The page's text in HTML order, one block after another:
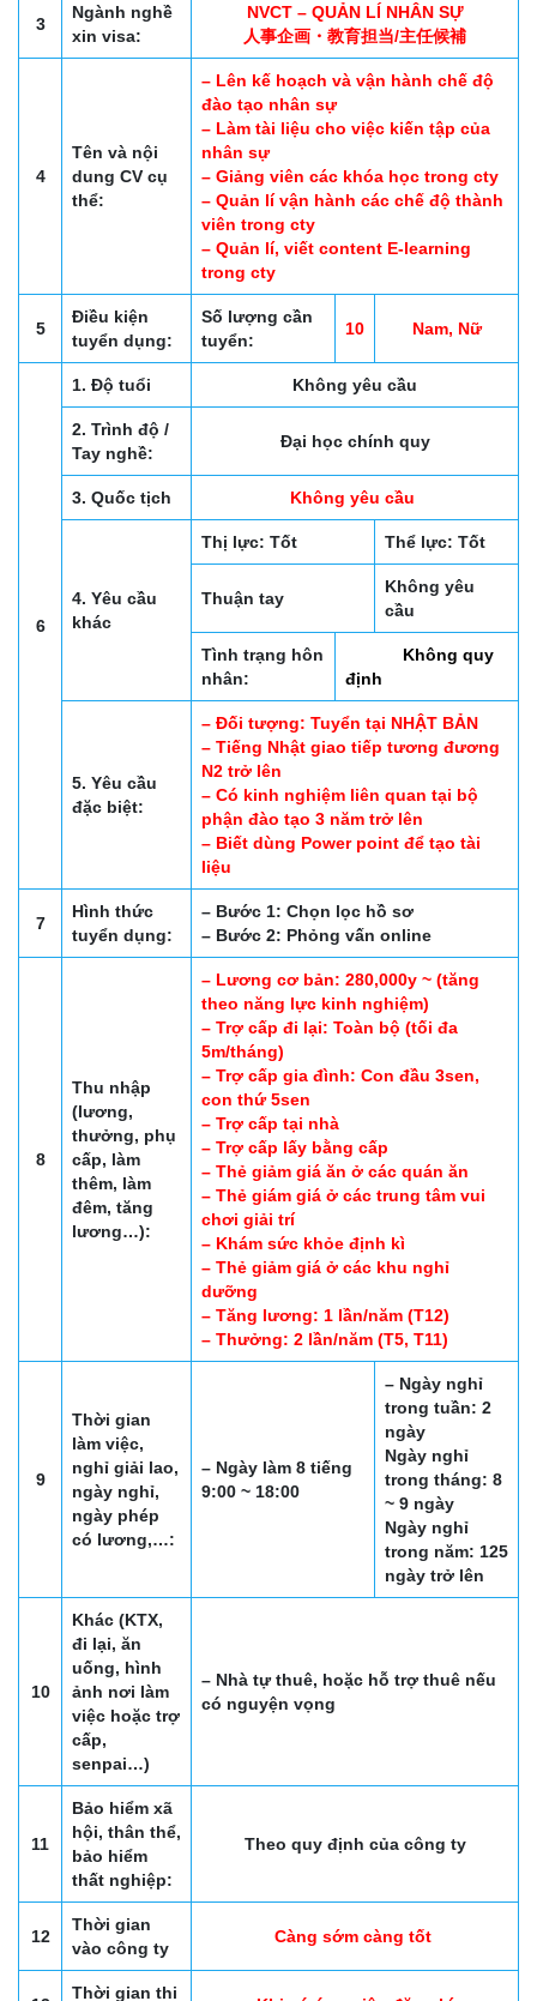
3
Ngành nghề
xin visa:
NVCT – QUẢN LÍ NHÂN SỰ
人事企画・教育担当/主任候補
4
Tên và nội
dung CV cụ
thể:
– Lên kế hoạch và vận hành chế độ
đào tạo nhân sự
– Làm tài liệu cho việc kiến tập của
nhân sự
– Giảng viên các khóa học trong cty
– Quản lí vận hành các chế độ thành
viên trong cty
– Quản lí, viết content E-learning
trong cty
5
Điều kiện
tuyển dụng:
Số lượng cần
tuyển:
10 Nam, Nữ
6
1. Độ tuổi Không yêu cầu
2. Trình độ /
Tay nghề:
Đại học chính quy
3. Quốc tịch Không yêu cầu
4. Yêu cầu
khác
Thị lực: Tốt Thể lực: Tốt
Thuận tay
Không yêu
cầu
Tình trạng hôn
nhân:
Không quy
định
5. Yêu cầu
đặc biệt:
– Đối tượng: Tuyển tại NHẬT BẢN
– Tiếng Nhật giao tiếp tương đương
N2 trở lên
– Có kinh nghiệm liên quan tại bộ
phận đào tạo 3 năm trở lên
– Biết dùng Power point để tạo tài
liệu
7
Hình thức
tuyển dụng:
– Bước 1: Chọn lọc hồ sơ
– Bước 2: Phỏng vấn online
8
Thu nhập
(lương,
thưởng, phụ
cấp, làm
thêm, làm
đêm, tăng
lương…):
– Lương cơ bản: 280,000y ~ (tăng
theo năng lực kinh nghiệm)
– Trợ cấp đi lại: Toàn bộ (tối đa
5m/tháng)
– Trợ cấp gia đình: Con đầu 3sen,
con thứ 5sen
– Trợ cấp tại nhà
– Trợ cấp lấy bằng cấp
– Thẻ giảm giá ăn ở các quán ăn
– Thẻ giám giá ở các trung tâm vui
chơi giải trí
– Khám sức khỏe định kì
– Thẻ giảm giá ở các khu nghỉ
dưỡng
– Tăng lương: 1 lần/năm (T12)
– Thưởng: 2 lần/năm (T5, T11)
9
Thời gian
làm việc,
nghỉ giải lao,
ngày nghỉ,
ngày phép
có lương,…:
– Ngày làm 8 tiếng
9:00 ~ 18:00
– Ngày nghỉ
trong tuần: 2
ngày
Ngày nghỉ
trong tháng: 8
~ 9 ngày
Ngày nghỉ
trong năm: 125
ngày trở lên
10
Khác (KTX,
đi lại, ăn
uống, hình
ảnh nơi làm
việc hoặc trợ
cấp,
senpai…)
– Nhà tự thuê, hoặc hỗ trợ thuê nếu
có nguyện vọng
11
Bảo hiểm xã
hội, thân thể,
bảo hiểm
thất nghiệp:
Theo quy định của công ty
12
Thời gian
vào công ty
Càng sớm càng tốt
Thời gian thi